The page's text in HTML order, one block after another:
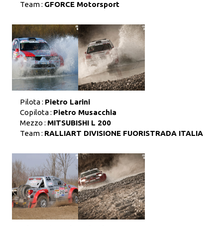
Team : GFORCE Motorsport
Pilota : Pietro Larini
Copilota : Pietro Musacchia
Mezzo : MITSUBISHI L 200
Team : RALLIART DIVISIONE FUORISTRADA ITALIA